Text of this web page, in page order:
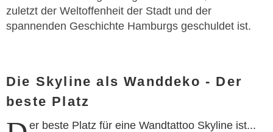
zuletzt der Weltoffenheit der Stadt und der
spannenden Geschichte Hamburgs geschuldet ist.
Die Skyline als Wanddeko - Der
beste Platz
er beste Platz für eine Wandtattoo Skyline ist...